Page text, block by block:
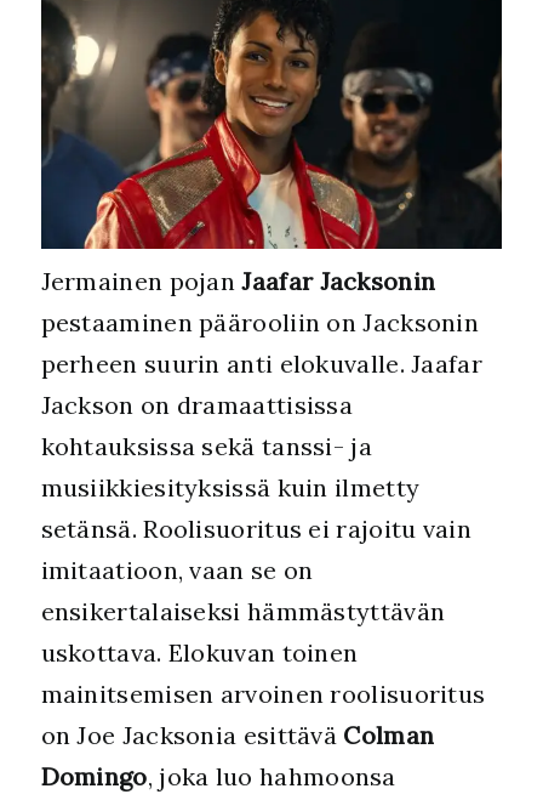
Jermainen pojanJaafar Jacksonin
pestaaminen päärooliin on Jacksonin
perheen suurin anti elokuvalle. Jaafar
Jackson on dramaattisissa
kohtauksissa sekä tanssi- ja
musiikkiesityksissä kuin ilmetty
setänsä. Roolisuoritus ei rajoitu vain
imitaatioon, vaan se on
ensikertalaiseksi hämmästyttävän
uskottava. Elokuvan toinen
mainitsemisen arvoinen roolisuoritus
on Joe Jacksonia esittävä Colman
Domingo, joka luo hahmoonsa